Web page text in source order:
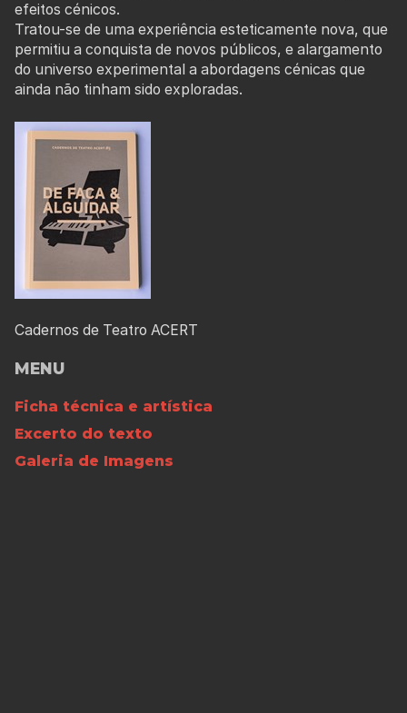
efeitos cénicos.
Tratou-se de uma experiência esteticamente nova, que
permitiu a conquista de novos públicos, e alargamento
do universo experimental a abordagens cénicas que
ainda não tinham sido exploradas.
Cadernos de Teatro ACERT
MENU
Ficha técnica e artística
Excerto do texto
Galeria de Imagens